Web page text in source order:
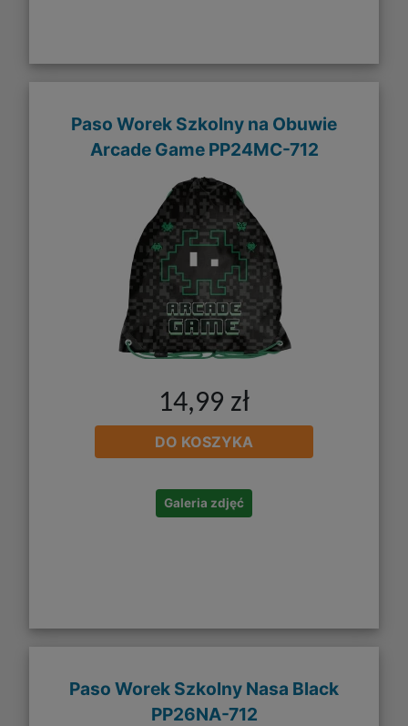
Paso Worek Szkolny na Obuwie
Arcade Game PP24MC-712
14,99 zł
DO KOSZYKA
Galeria zdjęć
Paso Worek Szkolny Nasa Black
PP26NA-712